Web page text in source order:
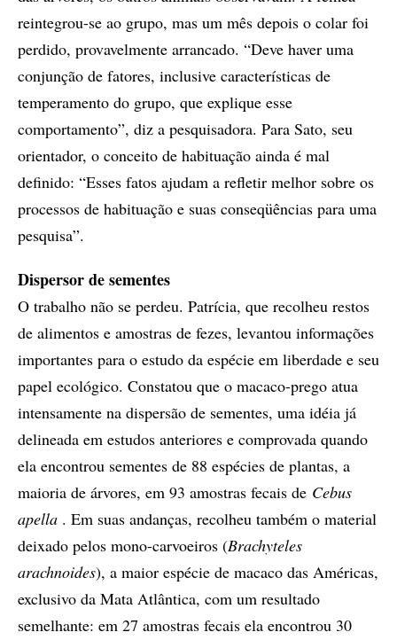
reintegrou-se ao grupo, mas um mês depois o colar foi
perdido, provavelmente arrancado. “Deve haver uma
conjunção de fatores, inclusive características de
temperamento do grupo, que explique esse
comportamento”, diz a pesquisadora. Para Sato, seu
orientador, o conceito de habituação ainda é mal
definido: “Esses fatos ajudam a refletir melhor sobre os
processos de habituação e suas conseqüências para uma
pesquisa”.
Dispersor de sementes
O trabalho não se perdeu. Patrícia, que recolheu restos
de alimentos e amostras de fezes, levantou informações
importantes para o estudo da espécie em liberdade e seu
papel ecológico. Constatou que o macaco-prego atua
intensamente na dispersão de sementes, uma idéia já
delineada em estudos anteriores e comprovada quando
ela encontrou sementes de 88 espécies de plantas, a
maioria de árvores, em 93 amostras fecais de Cebus
apella . Em suas andanças, recolheu também o material
deixado pelos mono-carvoeiros (Brachyteles
arachnoides), a maior espécie de macaco das Américas,
exclusivo da Mata Atlântica, com um resultado
semelhante: em 27 amostras fecais ela encontrou 30